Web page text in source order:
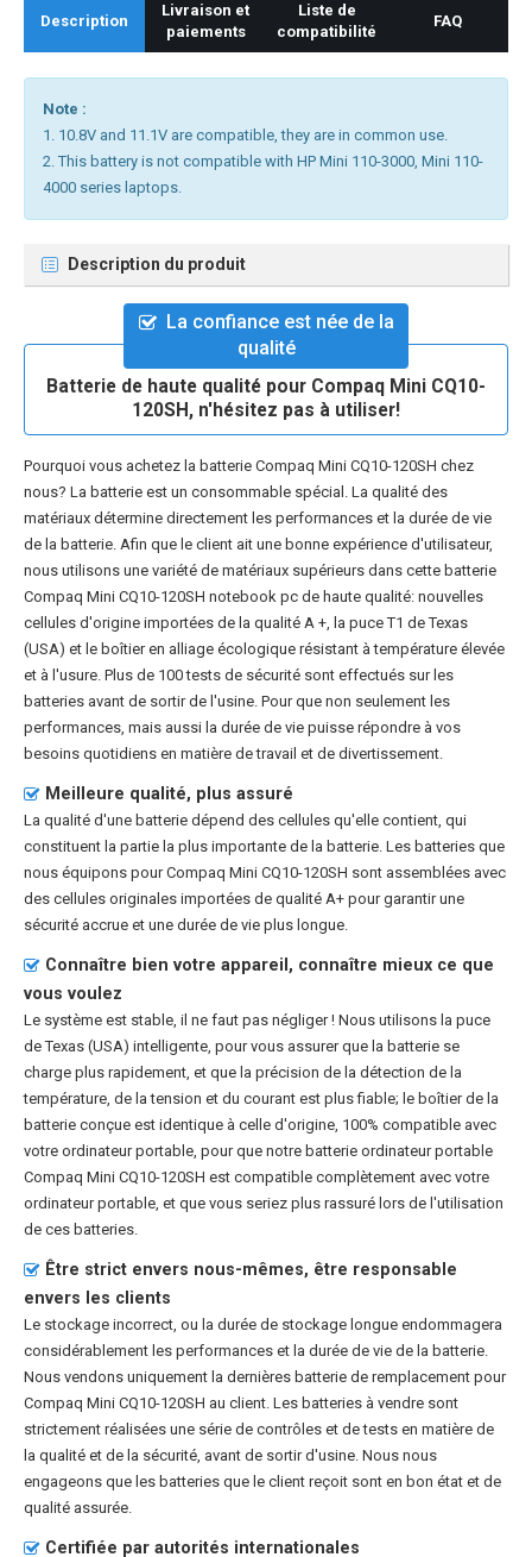
Description
Livraison et
paiements
Liste de
compatibilité
FAQ
Note :
1. 10.8V and 11.1V are compatible, they are in common use.
2. This battery is not compatible with HP Mini 110-3000, Mini 110-
4000 series laptops.
Description du produit
La confiance est née de la
qualité
Batterie de haute qualité pour Compaq Mini CQ10-
120SH, n'hésitez pas à utiliser!
Pourquoi vous achetez la batterie Compaq Mini CQ10-120SH chez
nous? La batterie est un consommable spécial. La qualité des
matériaux détermine directement les performances et la durée de vie
de la batterie. Afin que le client ait une bonne expérience d'utilisateur,
nous utilisons une variété de matériaux supérieurs dans cette batterie
Compaq Mini CQ10-120SH notebook pc de haute qualité: nouvelles
cellules d'origine importées de la qualité A +, la puce T1 de Texas
(USA) et le boîtier en alliage écologique résistant à température élevée
et à l'usure. Plus de 100 tests de sécurité sont effectués sur les
batteries avant de sortir de l'usine. Pour que non seulement les
performances, mais aussi la durée de vie puisse répondre à vos
besoins quotidiens en matière de travail et de divertissement.
Meilleure qualité, plus assuré
La qualité d'une batterie dépend des cellules qu'elle contient, qui
constituent la partie la plus importante de la batterie. Les batteries que
nous équipons pour Compaq Mini CQ10-120SH sont assemblées avec
des cellules originales importées de qualité A+ pour garantir une
sécurité accrue et une durée de vie plus longue.
Connaître bien votre appareil, connaître mieux ce que
vous voulez
Le système est stable, il ne faut pas négliger ! Nous utilisons la puce
de Texas (USA) intelligente, pour vous assurer que la batterie se
charge plus rapidement, et que la précision de la détection de la
température, de la tension et du courant est plus fiable; le boîtier de la
batterie conçue est identique à celle d'origine, 100% compatible avec
votre ordinateur portable, pour que notre batterie ordinateur portable
Compaq Mini CQ10-120SH est compatible complètement avec votre
ordinateur portable, et que vous seriez plus rassuré lors de l'utilisation
de ces batteries.
Être strict envers nous-mêmes, être responsable
envers les clients
Le stockage incorrect, ou la durée de stockage longue endommagera
considérablement les performances et la durée de vie de la batterie.
Nous vendons uniquement la dernières batterie de remplacement pour
Compaq Mini CQ10-120SH au client. Les batteries à vendre sont
strictement réalisées une série de contrôles et de tests en matière de
la qualité et de la sécurité, avant de sortir d'usine. Nous nous
engageons que les batteries que le client reçoit sont en bon état et de
qualité assurée.
Certifiée par autorités internationales